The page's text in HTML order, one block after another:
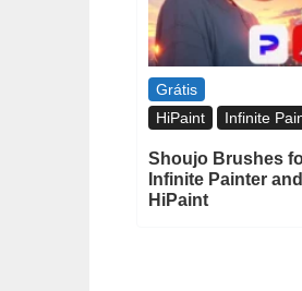
Grátis
HiPaint
Infinite
Shoujo Brushes
Infinite Painter and
HiPaint